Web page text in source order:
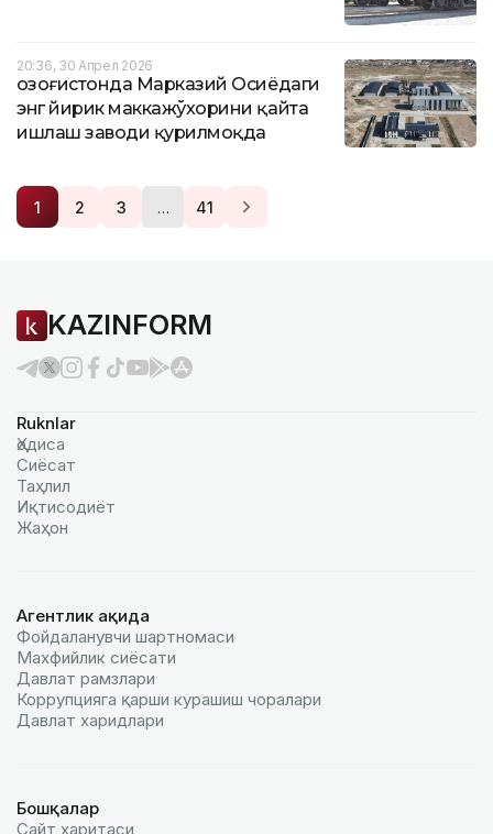
20:36, 30 Апрел 2026
Қозоғистонда Марказий Осиёдаги
энг йирик маккажўхорини қайта
ишлаш заводи қурилмоқда
1 2 3 … 41
KAZINFORM
Ruknlar
Ҳодиса
Сиёсат
Таҳлил
Иқтисодиёт
Жаҳон
Агентлик ҳақида
Фойдаланувчи шартномаси
Махфийлик сиёсати
Давлат рамзлари
Коррупцияга қарши курашиш чоралари
Давлат харидлари
Бошқалар
Сайт харитаси